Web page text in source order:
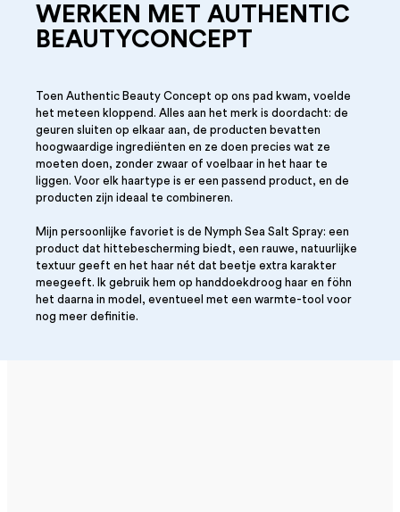
WERKEN MET AUTHENTIC
BEAUTYCONCEPT
Toen Authentic Beauty Concept op ons pad kwam, voelde
het meteen kloppend. Alles aan het merk is doordacht: de
geuren sluiten op elkaar aan, de producten bevatten
hoogwaardige ingrediënten en ze doen precies wat ze
moeten doen, zonder zwaar of voelbaar in het haar te
liggen. Voor elk haartype is er een passend product, en de
producten zijn ideaal te combineren. ​
Mijn persoonlijke favoriet is de Nymph Sea Salt Spray: een
product dat hittebescherming biedt, een rauwe, natuurlijke
textuur geeft en het haar nét dat beetje extra karakter
meegeeft. Ik gebruik hem op handdoekdroog haar en föhn
het daarna in model, eventueel met een warmte-tool voor
nog meer definitie.